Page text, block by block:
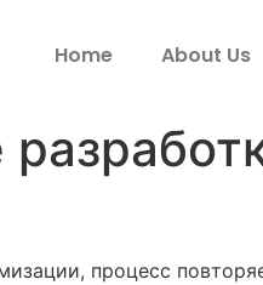
Home About Us
процесс